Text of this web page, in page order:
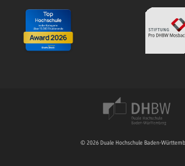
© 2026 Duale Hochschule Baden-